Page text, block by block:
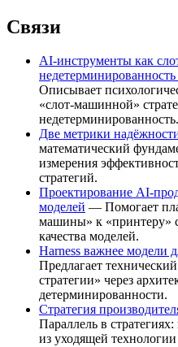
Связи
AI-инструменты как
Описывает
«слот-машинной»
недетерминированность.
Две метрики
математический
измерения
стратегий.
Проектирование AI-
моделей — Помогает
машины» к «принтеру»
качества моделей.
Harness важнее модели
Предлагает
стратегии» через
детерминированности.
Стратегия
Параллель в
из уходящей